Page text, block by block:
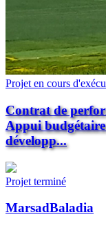
Projet en cours
Contrat de
Appui
développ...
Projet terminé
MarsadBaladia